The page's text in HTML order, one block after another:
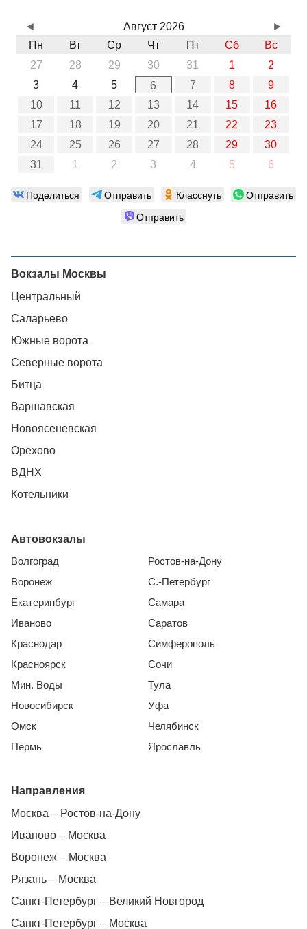
Август 2026
Пн
Вт Ср Чт Пт Сб
Вс
27
28 29 30 31 1
2
3
4 5 6 7 8
9
10
11 12 13 14 15
16
17
18 19 20 21 22
23
24
25 26 27 28 29
30
31
1 2 3 4 5 6
◄ ►
Поделиться Отправить Класснуть
Отправить
Отправить
Вокзалы Москвы
Центральный
Саларьево
Южные ворота
Северные ворота
Битца
Варшавская
Новоясеневская
Орехово
ВДНХ
Котельники
Автовокзалы
Волгоград
Воронеж
Екатеринбург
Иваново
Краснодар
Красноярск
Мин. Воды
Новосибирск
Омск
Пермь
Ростов-на-Дону
С.-Петербург
Самара
Саратов
Симферополь
Сочи
Тула
Уфа
Челябинск
Ярославль
Направления
Москва – Ростов-на-Дону
Иваново – Москва
Воронеж – Москва
Рязань – Москва
Санкт-Петербург – Великий Новгород
Санкт-Петербург – Москва